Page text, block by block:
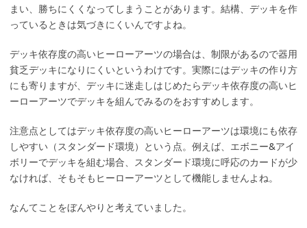
まい、勝ちにくくなってしまうことがあります。結構、デッキを作
っているときは気づきにくいんですよね。
デッキ依存度の高いヒーローアーツの場合は、制限があるので器用
貧乏デッキになりにくいというわけです。実際にはデッキの作り方
にも寄りますが、デッキに迷走しはじめたらデッキ依存度の高いヒ
ーローアーツでデッキを組んでみるのをおすすめします。
注意点としてはデッキ依存度の高いヒーローアーツは環境にも依存
しやすい（スタンダード環境）という点。例えば、エボニー&アイ
ボリーでデッキを組む場合、スタンダード環境に呼応のカードが少
なければ、そもそもヒーローアーツとして機能しませんよね。
なんてことをぼんやりと考えていました。